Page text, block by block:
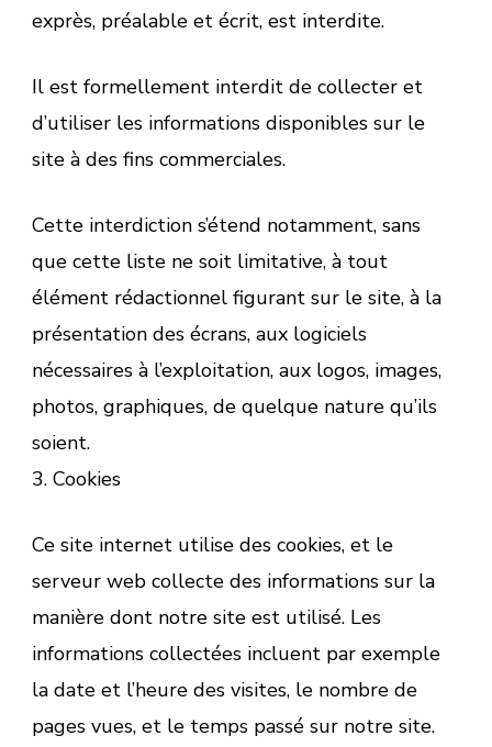
exprès, préalable et écrit, est interdite.
Il est formellement interdit de collecter et
d’utiliser les informations disponibles sur le
site à des fins commerciales.
Cette interdiction s’étend notamment, sans
que cette liste ne soit limitative, à tout
élément rédactionnel figurant sur le site, à la
présentation des écrans, aux logiciels
nécessaires à l’exploitation, aux logos, images,
photos, graphiques, de quelque nature qu’ils
soient.
3. Cookies
Ce site internet utilise des cookies, et le
serveur web collecte des informations sur la
manière dont notre site est utilisé. Les
informations collectées incluent par exemple
la date et l’heure des visites, le nombre de
pages vues, et le temps passé sur notre site.